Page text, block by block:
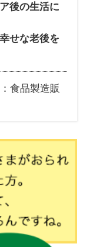
後の生活に
せな老後を
食品製造販